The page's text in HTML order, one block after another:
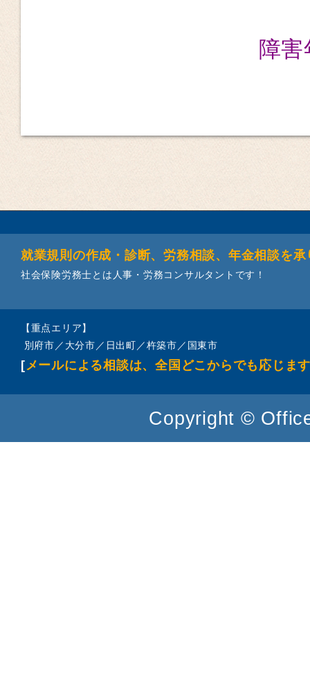
障
就業規則の作成・診断、労務相談、年金相談を承
社会保険労務士とは人事・労務コンサルタントです！
【重点エリア】
別府市／大分市／日出町／杵築市／国東市
[メールによる相談は、全国どこからでも応じま
Copyright ©